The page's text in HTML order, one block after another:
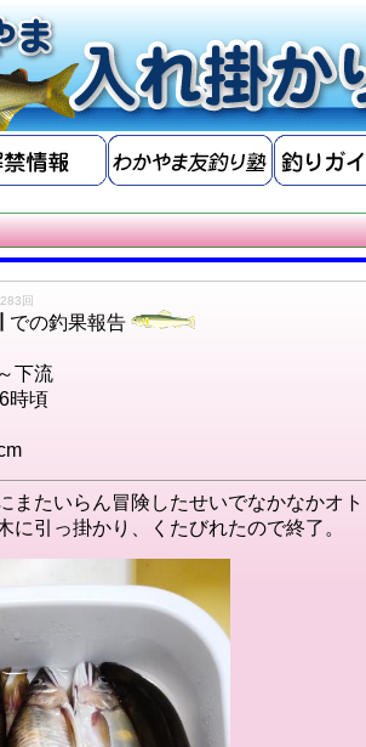
回
での釣果報告
下流
時頃
またいらん冒険したせいでなかなかオ
に引っ掛かり、くたびれたので終了。